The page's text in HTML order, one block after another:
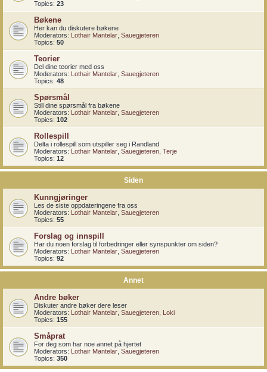
Topics: 23
Bøkene
Her kan du diskutere bøkene
Moderators: Lothair Mantelar Sauegjeteren
Topics: 50
Teorier
Del dine teorier med oss
Moderators: Lothair Mantelar Sauegjeteren
Topics: 48
Spørsmål
Still dine spørsmål fra bøkene
Moderators: Lothair Mantelar Sauegjeteren
Topics: 102
Rollespill
Delta i rollespill som utspiller seg i Randland
Moderators: Lothair Mantelar Sauegjeteren Terje
Topics: 12
Siden
Kunngjøringer
Les de siste oppdateringene fra oss
Moderators: Lothair Mantelar Sauegjeteren
Topics: 55
Forslag og innspill
Har du noen forslag til forbedringer eller synspunkter om siden?
Moderators: Lothair Mantelar Sauegjeteren
Topics: 92
Annet
Andre bøker
Diskuter andre bøker dere leser
Moderators: Lothair Mantelar Sauegjeteren Loki
Topics: 155
Småprat
For deg som har noe annet på hjertet
Moderators: Lothair Mantelar Sauegjeteren
Topics: 350